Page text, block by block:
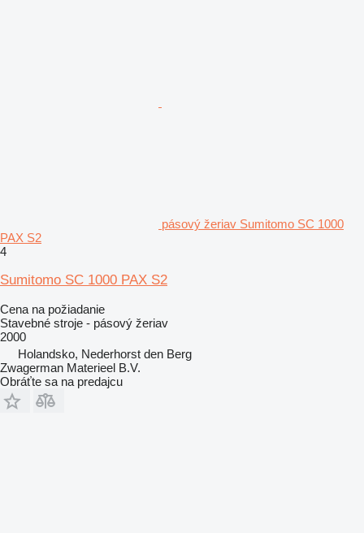
pásový žeriav Sumitomo SC 1000
PAX S2
4
Sumitomo SC 1000 PAX S2
Cena na požiadanie
Stavebné stroje - pásový žeriav
2000
Holandsko, Nederhorst den Berg
Zwagerman Materieel B.V.
Obráťte sa na predajcu